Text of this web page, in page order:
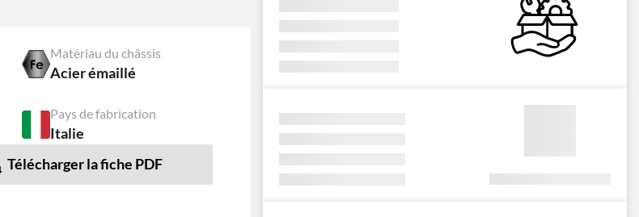
Matériau du châssis
Acier émaillé
Pays de fabrication
Italie
Télécharger la fiche PDF